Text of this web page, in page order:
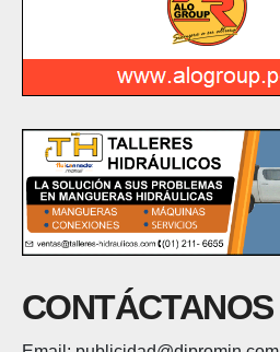
CONTÁCTANOS